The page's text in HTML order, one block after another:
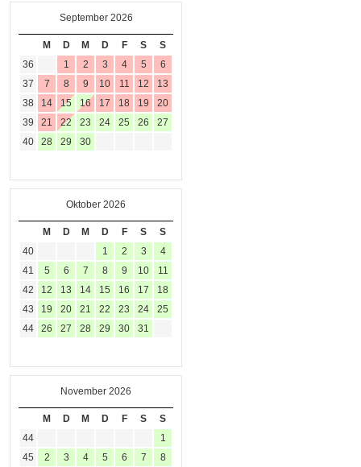
September 2026
M D M D F S
S
36
1 2 3 4 5
6
37
7 8 9 10 11 12
13
38
14 15 16 17 18 19
20
39
21 22 23 24 25 26
27
40
28 29 30
Oktober 2026
M D M D F S
S
40
1 2 3
4
41
5 6 7 8 9 10
11
42
12 13 14 15 16 17
18
43
19 20 21 22 23 24
25
44
26 27 28 29 30 31
November 2026
M D M D F S
S
44
1
45
2 3 4 5 6 7
8